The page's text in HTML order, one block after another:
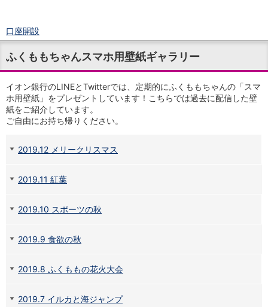
口座開設
ログイン
チャット
メニュー
商品・サービス
預金
円預金TOP
普通預金
積立式定期預金
外貨普通預金
外貨普通預金積立
TOP
証券口座開設
NISA
金銭信託のしくみ
ふくももちゃんスマホ用壁紙ギャラリー
イオン銀行のLINEとTwitterでは、定期的にふくももちゃんの「スマ
ホ用壁紙」をプレゼントしています！こちらでは過去に配信した壁
紙をご紹介しています。
ご自由にお持ち帰りください。
2019.12 メリークリスマス
2019.11 紅葉
2019.10 スポーツの秋
2019.9 食欲の秋
2019.8 ふくももの花火大会
2019.7 イルカと海ジャンプ